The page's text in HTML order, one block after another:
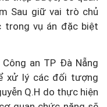
Sau giữ vai trò chủ
trong vụ án đặc biệt
an TP Đà Nẵng
xử lý các đối tượng
Q.H do thực hiện